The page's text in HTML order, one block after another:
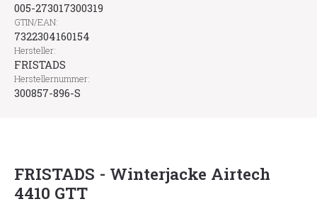
005-273017300319
GTIN/EAN:
7322304160154
Hersteller:
FRISTADS
Herstellernummer:
300857-896-S
FRISTADS - Winterjacke Airtech
4410 GTT